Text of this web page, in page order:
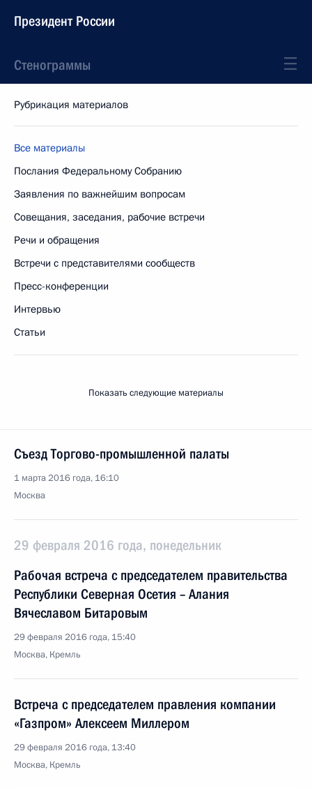
Президент России
Стенограммы
Рубрикация материалов
Все материалы
Послания Федеральному Собранию
Заявления по важнейшим вопросам
Совещания, заседания, рабочие встречи
Речи и обращения
Встречи с представителями сообществ
Пресс-конференции
Интервью
Статьи
Показать следующие материалы
Съезд Торгово-промышленной палаты
1 марта 2016 года, 16:10
Москва
29 февраля 2016 года, понедельник
Рабочая встреча с председателем правительства
Республики Северная Осетия – Алания
Вячеславом Битаровым
29 февраля 2016 года, 15:40
Москва, Кремль
Встреча с председателем правления компании
«Газпром» Алексеем Миллером
29 февраля 2016 года, 13:40
Москва, Кремль